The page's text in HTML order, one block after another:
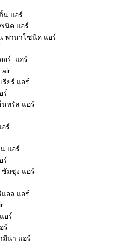
น แอร์
นิค แอร์
พานาโซนิค แอร์
อร์ แอร์
air
ยร์ แอร์
ร์
นทรัล แอร์
ร์
แอร์
ร์
ซัมซุง แอร์
อล แอร์
อร์
ร์
มีน่า แอร์